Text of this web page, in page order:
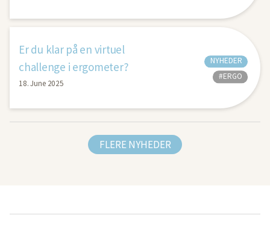
Er du klar på en virtuel
challenge i ergometer?
18. June 2025
NYHEDER
#ERGO
FLERE NYHEDER